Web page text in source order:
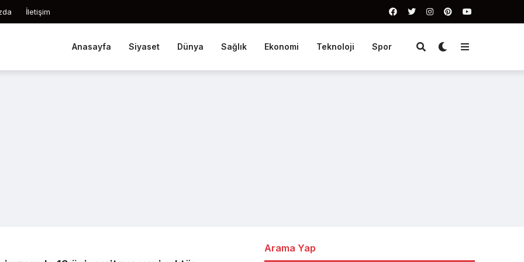
İletişim
Anasayfa Siyaset Dünya Sağlık Ekonomi Teknoloji Spor
Arama Yap